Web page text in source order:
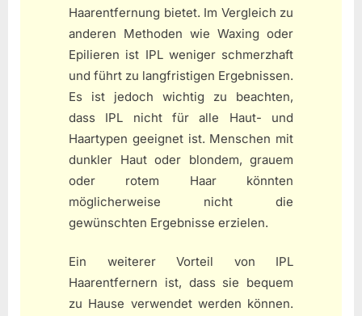
Haarentfernung bietet. Im Vergleich zu
anderen Methoden wie Waxing oder
Epilieren ist IPL weniger schmerzhaft
und führt zu langfristigen Ergebnissen.
Es ist jedoch wichtig zu beachten,
dass IPL nicht für alle Haut- und
Haartypen geeignet ist. Menschen mit
dunkler Haut oder blondem, grauem
oder rotem Haar könnten
möglicherweise nicht die
gewünschten Ergebnisse erzielen.
Ein weiterer Vorteil von IPL
Haarentfernern ist, dass sie bequem
zu Hause verwendet werden können.